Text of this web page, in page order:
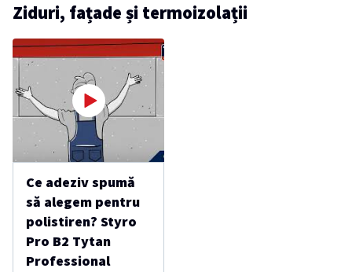
Ziduri, fațade și termoizolații
Ce adeziv spumă
să alegem pentru
polistiren? Styro
Pro B2 Tytan
Professional